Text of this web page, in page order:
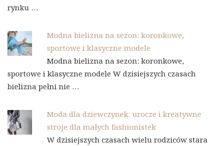
rynku …
Modna bielizna na sezon: koronkowe,
sportowe i klasyczne modele
Modna bielizna na sezon: koronkowe,
sportowe i klasyczne modele W dzisiejszych czasach
bielizna pełni nie …
Moda dla dziewczynek: urocze i kreatywne
stroje dla małych fashionistek
W dzisiejszych czasach wielu rodziców stara